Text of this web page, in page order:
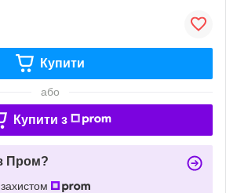
Купити
або
Купити з
Пром?